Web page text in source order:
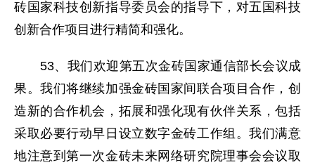
砖国家科技创新指导委员会的指导下，对五国科技
创新合作项目进行精简和强化。
53、我们欢迎第五次金砖国家通信部长会议成
果。我们将继续加强金砖国家间联合项目合作，创
造新的合作机会，拓展和强化现有伙伴关系，包括
采取必要行动早日设立数字金砖工作组。我们满意
地注意到第一次金砖未来网络研究院理事会会议取